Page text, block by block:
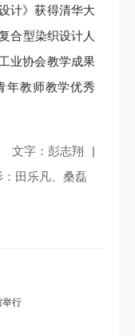
举行
计》获得清华大
合型染织设计人
业协会教学成果
年教师教学优秀
文字：彭志翔
|
：田乐凡、桑磊